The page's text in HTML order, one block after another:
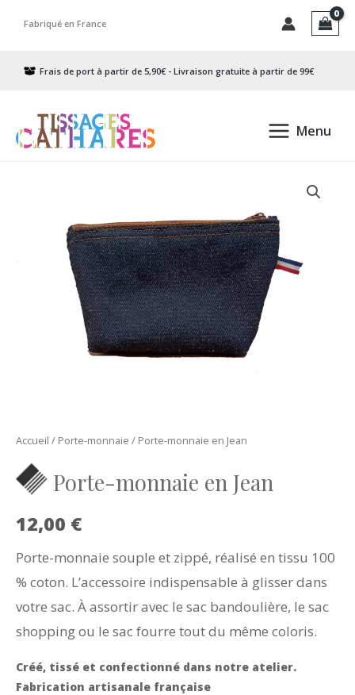
Fabriqué en France
Frais de port à partir de 5,90€ - Livraison gratuite à partir de 99€
Menu
Accueil / Porte-monnaie / Porte-monnaie en Jean
Porte-monnaie en Jean
12,00 €
Porte-monnaie souple et zippé, réalisé en tissu 100
% coton. L’accessoire indispensable à glisser dans
votre sac. À assortir avec le sac bandoulière, le sac
shopping ou le sac fourre tout du même coloris.
Créé, tissé et confectionné dans notre atelier.
Fabrication artisanale française